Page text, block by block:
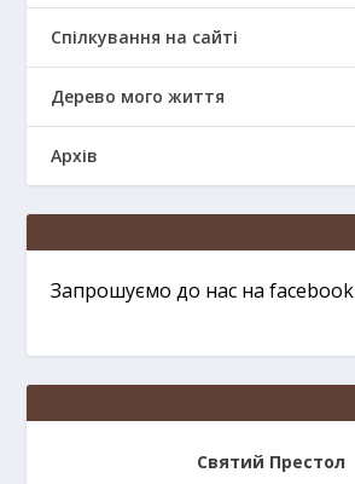
Спілкування на сайті
Дерево мого життя
Архів
Запрошуємо до нас на facebook
Святий Престол